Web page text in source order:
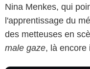
Nina Menkes, qui
l'apprentissage du
des metteuses en
male gaze, là encore